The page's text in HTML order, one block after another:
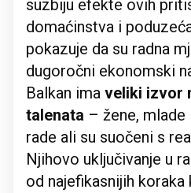
suzbiju efekte ovih
domaćinstva i
pokazuje da su radna
dugoročni ekonomski
Balkan ima veliki izvor
talenata – žene,
rade ali su suočeni s
Njihovo uključivanje u
od najefikasnijih